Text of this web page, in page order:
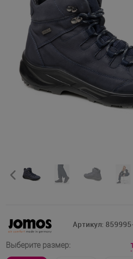
Артикул:
Выберите размер: